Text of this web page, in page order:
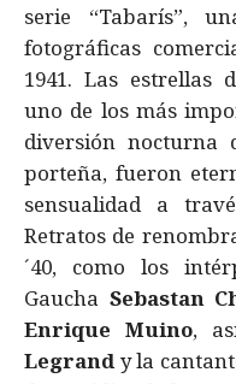
serie “Tabarís”,
fotográficas
1941. Las estrellas
uno de los más
diversión nocturna
porteña, fueron
sensualidad a
Retratos de
´40, como los
Gaucha Sebastan
Enrique Muino,
Legrand y la